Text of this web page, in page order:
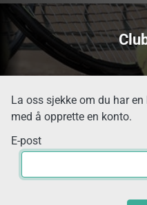
La oss sjekke om du har
med å opprette en konto.
E-post